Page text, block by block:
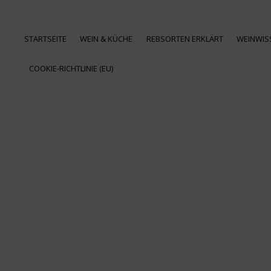
STARTSEITE WEIN & KÜCHE REBSORTEN ERKLÄRT
COOKIE-RICHTLINIE (EU)